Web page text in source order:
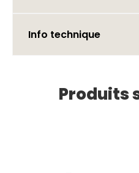
Info technique
Produits